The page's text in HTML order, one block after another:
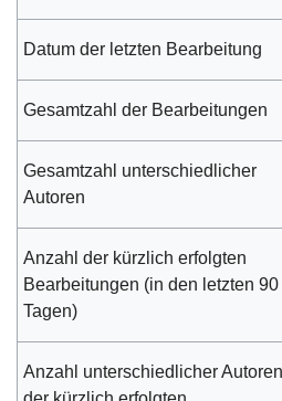
Datum der letzten Bearbeitung
Gesamtzahl der Bearbeitungen
Gesamtzahl unterschiedlicher
Autoren
Anzahl der kürzlich erfolgten
Bearbeitungen (in den letzten 90
Tagen)
Anzahl unterschiedlicher Autoren